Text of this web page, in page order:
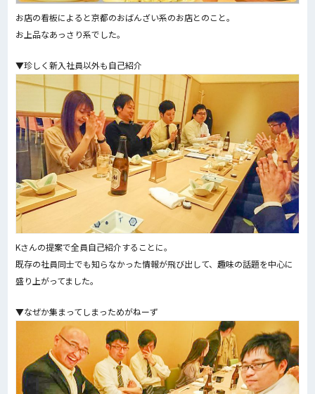
お店の看板によると京都のおばんざい系のお店とのこと。
お上品なあっさり系でした。
▼珍しく新入社員以外も自己紹介
Kさんの提案で全員自己紹介することに。
既存の社員同士でも知らなかった情報が飛び出して、趣味の話題を中心に
盛り上がってました。
▼なぜか集まってしまっためがねーず